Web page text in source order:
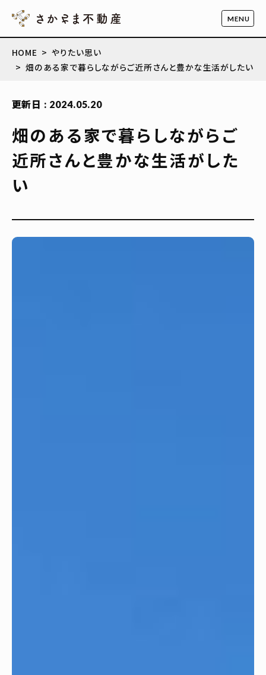
HOME
やりたい思い
畑のある家で暮らしながらご近所さんと豊かな生活がしたい
更新日 : 2024.05.20
畑のある家で暮らしながらご
近所さんと豊かな生活がした
い